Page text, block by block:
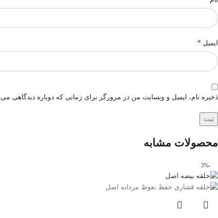
ایمیل *
ذخیره نام، ایمیل و وبسایت من در مرورگر برای زمانی که دوباره دیدگاهی
محصولات مشابه
-3%